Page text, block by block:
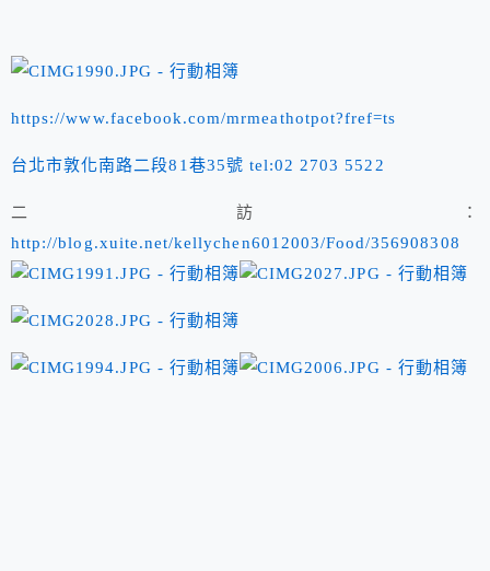
https://www.facebook.com/mrmeathotpot?fref=ts
台北市敦化南路二段81巷35號 tel:02 2703 5522
二訪：
http://blog.xuite.net/kellychen6012003/Food/356908308